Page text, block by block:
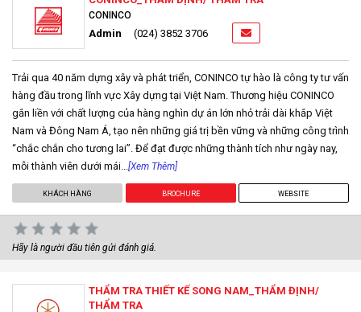
CONINCO
Admin (024) 3852 3706
Trải qua 40 năm dựng xây và phát triển, CONINCO tự hào là công ty tư vấn
hàng đầu trong lĩnh vực Xây dựng tại Việt Nam. Thương hiệu CONINCO
gắn liền với chất lượng của hàng nghìn dự án lớn nhỏ trải dài khắp Việt
Nam và Đông Nam Á, tạo nên những giá trị bền vững và những công trình
“chắc chắn cho tương lai”. Để đạt được những thành tích như ngày nay,
mỗi thành viên dưới mái... [Xem Thêm]
KHÁCH HÀNG BROCHURE WEBSITE
Hãy là người đầu tiên gửi đánh giá.
THẨM TRA THIẾT KẾ SONG NAM_THẨM ĐỊNH/
THẨM TRA